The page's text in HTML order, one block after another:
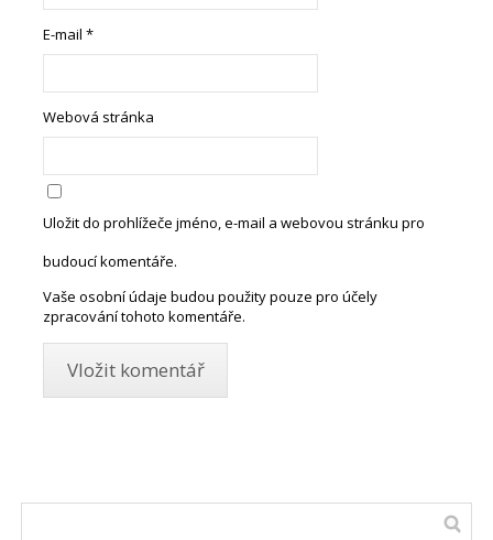
E-mail*
Webová stránka
Uložit do prohlížeče jméno, e-mail a webovou stránku pro
budoucí komentáře.
Vaše osobní údaje budou použity pouze pro účely
zpracování tohoto komentáře.